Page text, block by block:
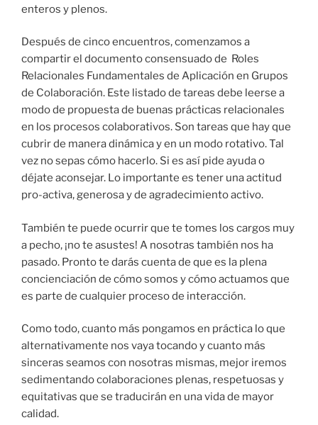
enteros y plenos.
Después de cinco encuentros, comenzamos a
compartir el documento consensuado de Roles
Relacionales Fundamentales de Aplicación en Grupos
de Colaboración. Este listado de tareas debe leerse a
modo de propuesta de buenas prácticas relacionales
en los procesos colaborativos. Son tareas que hay que
cubrir de manera dinámica y en un modo rotativo. Tal
vez no sepas cómo hacerlo. Si es así pide ayuda o
déjate aconsejar. Lo importante es tener una actitud
pro-activa, generosa y de agradecimiento activo.
También te puede ocurrir que te tomes los cargos muy
a pecho, ¡no te asustes! A nosotras también nos ha
pasado. Pronto te darás cuenta de que es la plena
concienciación de cómo somos y cómo actuamos que
es parte de cualquier proceso de interacción.
Como todo, cuanto más pongamos en práctica lo que
alternativamente nos vaya tocando y cuanto más
sinceras seamos con nosotras mismas, mejor iremos
sedimentando colaboraciones plenas, respetuosas y
equitativas que se traducirán en una vida de mayor
calidad.